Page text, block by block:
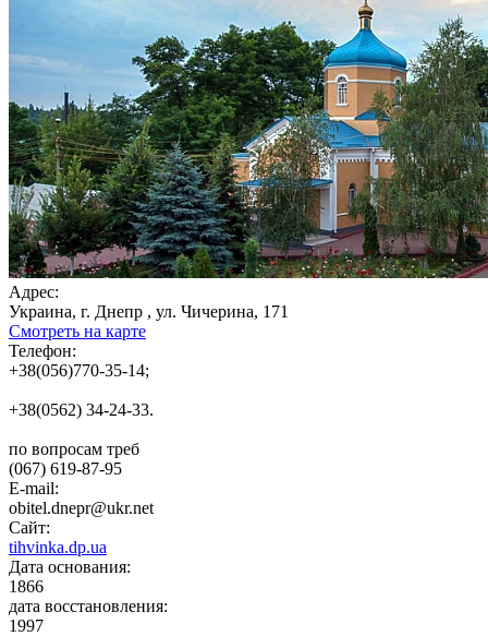
Адрес:
Украина, г. Днепр , ул. Чичерина, 171
Смотреть на карте
Телефон:
+38(056)770-35-14;
+38(0562) 34-24-33.
по вопросам треб
(067) 619-87-95
E-mail:
obitel.dnepr@ukr.net
Сайт:
tihvinka.dp.ua
Дата основания:
1866
дата восстановления:
1997